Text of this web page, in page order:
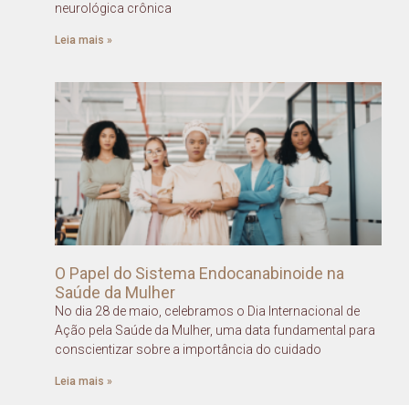
neurológica crônica
Leia mais »
O Papel do Sistema Endocanabinoide na
Saúde da Mulher
No dia 28 de maio, celebramos o Dia Internacional de
Ação pela Saúde da Mulher, uma data fundamental para
conscientizar sobre a importância do cuidado
Leia mais »